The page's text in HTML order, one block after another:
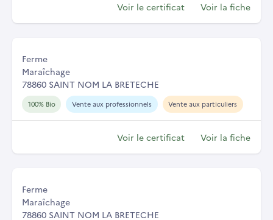
Voir le certificat Voir la fiche
Ferme
Maraîchage
78860 SAINT NOM LA BRETECHE
100% Bio Vente aux professionnels Vente aux particuliers
Voir le certificat Voir la fiche
Ferme
Maraîchage
78860 SAINT NOM LA BRETECHE